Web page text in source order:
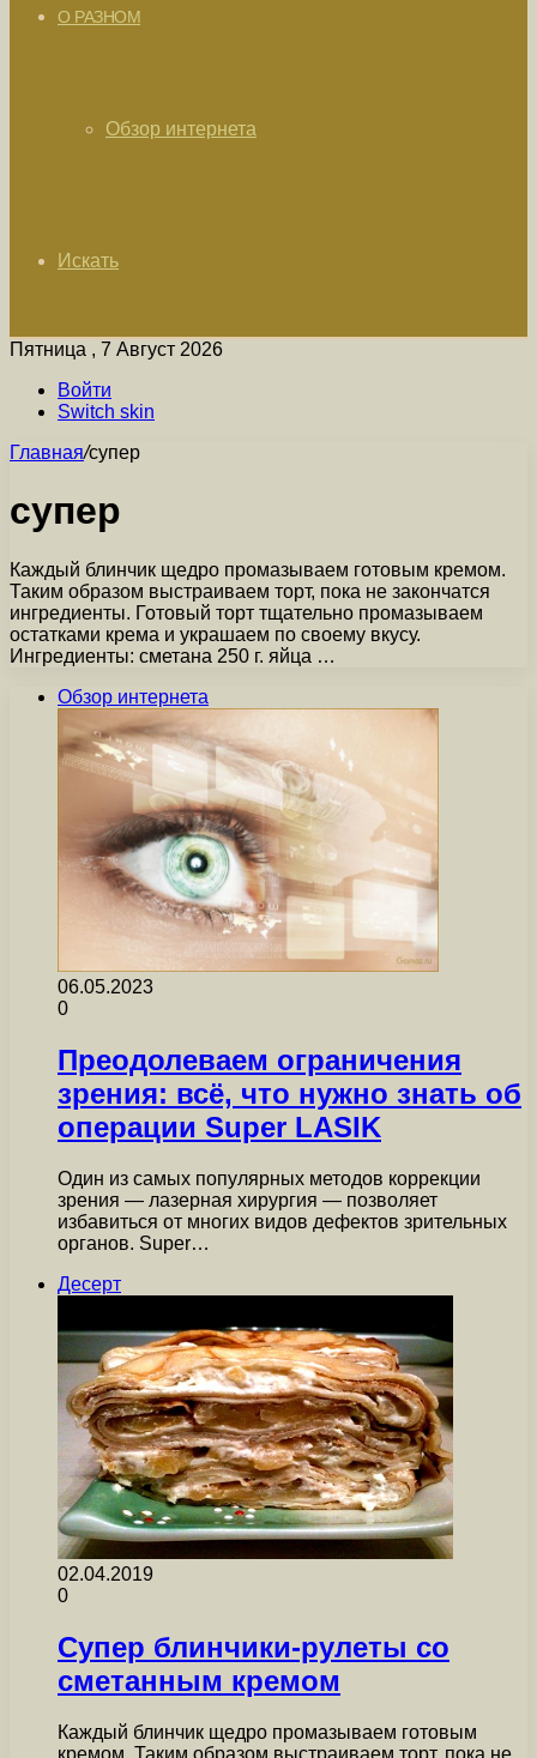
О РАЗНОМ
Обзор интернета
Искать
Пятница , 7 Август 2026
Войти
Switch skin
Главная/супер
супер
Каждый блинчик щедро промазываем готовым кремом.
Таким образом выстраиваем торт, пока не закончатся
ингредиенты. Готовый торт тщательно промазываем
остатками крема и украшаем по своему вкусу.
Ингредиенты: сметана 250 г. яйца …
Обзор интернета
06.05.2023
0
Преодолеваем ограничения
зрения: всё, что нужно знать об
операции Super LASIK
Один из самых популярных методов коррекции
зрения — лазерная хирургия — позволяет
избавиться от многих видов дефектов зрительных
органов. Super…
Десерт
02.04.2019
0
Супер блинчики-рулеты со
сметанным кремом
Каждый блинчик щедро промазываем готовым
кремом. Таким образом выстраиваем торт, пока не